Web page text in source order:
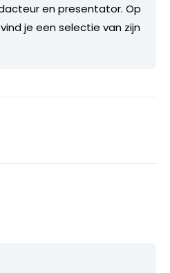
en presentator. Op
vind je een selectie van zijn